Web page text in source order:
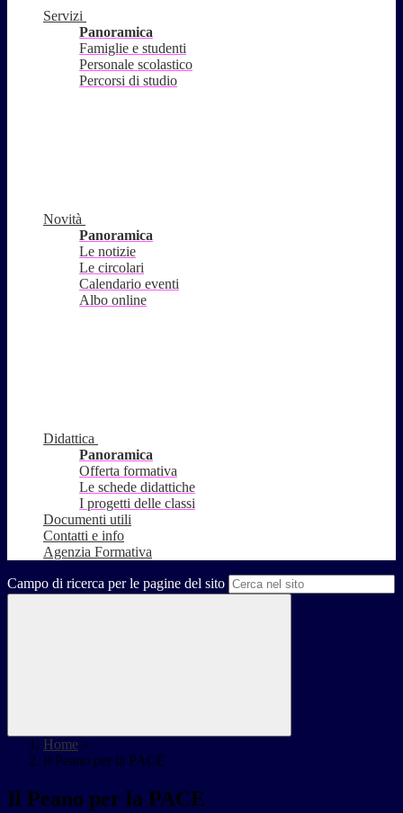
Servizi
Panoramica
Famiglie e studenti
Personale scolastico
Percorsi di studio
Novità
Panoramica
Le notizie
Le circolari
Calendario eventi
Albo online
Didattica
Panoramica
Offerta formativa
Le schede didattiche
I progetti delle classi
Documenti utili
Contatti e info
Agenzia Formativa
Campo di ricerca per le pagine del sito
Home >
Il Peano per la PACE
Il Peano per la PACE